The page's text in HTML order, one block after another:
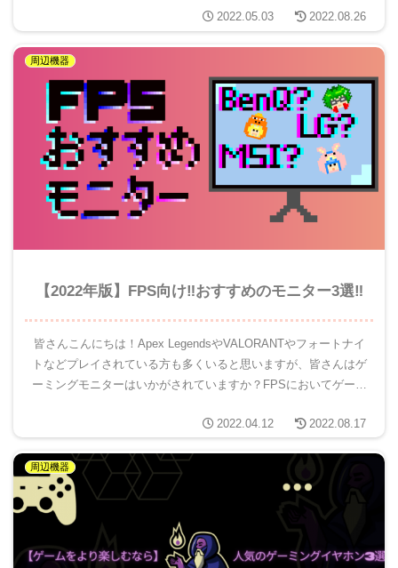
知... 2022.05.03 2022.08.26
周辺機器
【2022年版】FPS向け‼おすすめのモニター3選‼
皆さんこんにちは！Apex LegendsやVALORANTやフォートナイ
トなどプレイされている方も多くいると思いますが、皆さんはゲ
ーミングモニターはいかがされていますか？FPSにおいてゲーミ
2022.04.12
2022.08.17
周辺機器